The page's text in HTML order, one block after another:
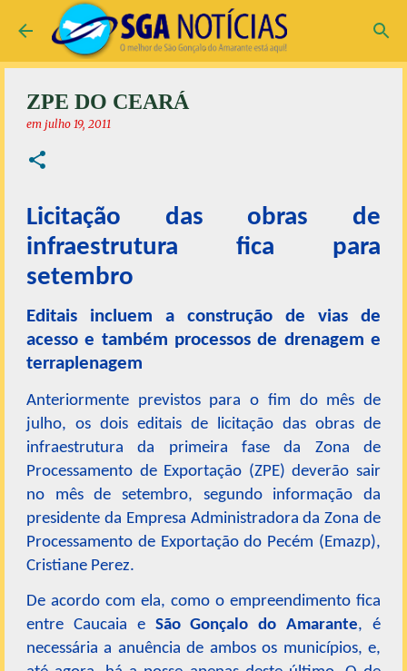
Pular para o conteúdo principal
ZPE DO CEARÁ
em julho 19, 2011
Licitação das obras de
infraestrutura fica para
setembro
Editais incluem a construção de vias de
acesso e também processos de drenagem e
terraplenagem
Anteriormente previstos para o fim do mês de
julho, os dois editais de licitação das obras de
infraestrutura da primeira fase da Zona de
Processamento de Exportação (ZPE) deverão sair
no mês de setembro, segundo informação da
presidente da Empresa Administradora da Zona de
Processamento de Exportação do Pecém (Emazp),
Cristiane Perez.
De acordo com ela, como o empreendimento fica
entre Caucaia e São Gonçalo do Amarante, é
necessária a anuência de ambos os municípios, e,